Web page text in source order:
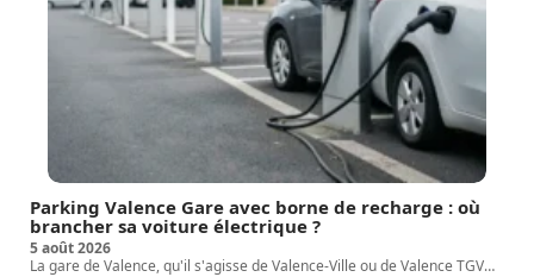
Parking Valence Gare avec borne de recharge : où
brancher sa voiture électrique ?
5 août 2026
La gare de Valence, qu'il s'agisse de Valence-Ville ou de Valence TGV…